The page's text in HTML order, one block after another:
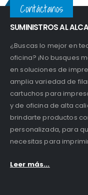
Contáctanos
SUMINISTROS AL
¿Buscas lo mejor en
oficina? ¡No busques
en soluciones de
amplia variedad de
cartuchos para
y de oficina de alta
brindarte productos
personalizada, para
necesitas para
Leer más...